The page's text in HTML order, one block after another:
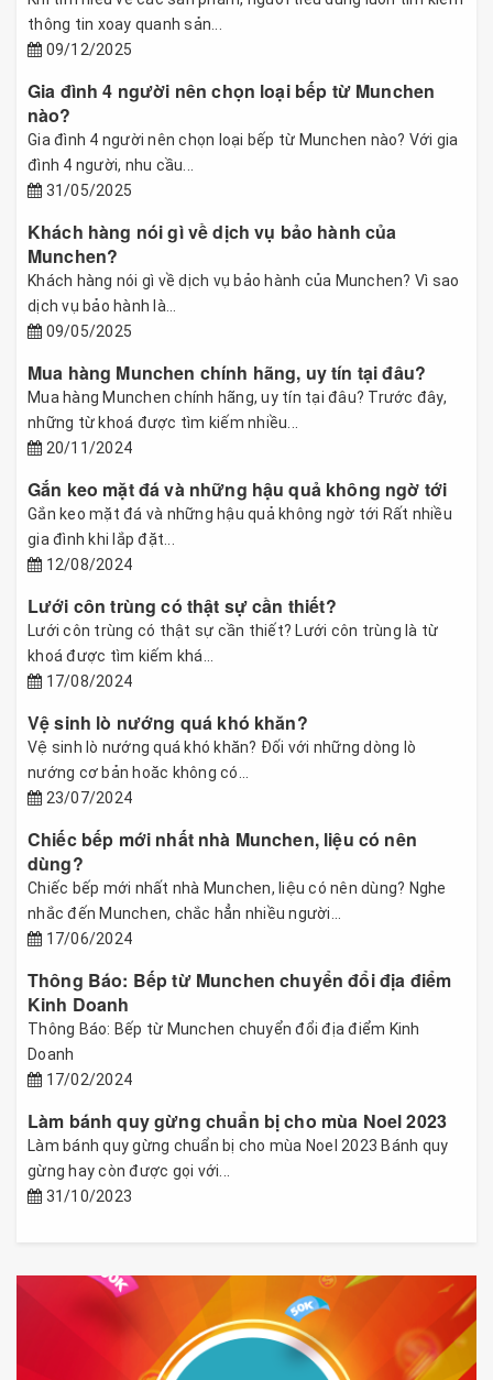
thông tin xoay quanh sản...
09/12/2025
Gia đình 4 người nên chọn loại bếp từ Munchen
nào?
Gia đình 4 người nên chọn loại bếp từ Munchen nào? Với gia
đình 4 người, nhu cầu...
31/05/2025
Khách hàng nói gì về dịch vụ bảo hành của
Munchen?
Khách hàng nói gì về dịch vụ bảo hành của Munchen? Vì sao
dịch vụ bảo hành là...
09/05/2025
Mua hàng Munchen chính hãng, uy tín tại đâu?
Mua hàng Munchen chính hãng, uy tín tại đâu? Trước đây,
những từ khoá được tìm kiếm nhiều...
20/11/2024
Gắn keo mặt đá và những hậu quả không ngờ tới
Gắn keo mặt đá và những hậu quả không ngờ tới Rất nhiều
gia đình khi lắp đặt...
12/08/2024
Lưới côn trùng có thật sự cần thiết?
Lưới côn trùng có thật sự cần thiết? Lưới côn trùng là từ
khoá được tìm kiếm khá...
17/08/2024
Vệ sinh lò nướng quá khó khăn?
Vệ sinh lò nướng quá khó khăn? Đối với những dòng lò
nướng cơ bản hoăc không có...
23/07/2024
Chiếc bếp mới nhất nhà Munchen, liệu có nên
dùng?
Chiếc bếp mới nhất nhà Munchen, liệu có nên dùng? Nghe
nhắc đến Munchen, chắc hẳn nhiều người...
17/06/2024
Thông Báo: Bếp từ Munchen chuyển đổi địa điểm
Kinh Doanh
Thông Báo: Bếp từ Munchen chuyển đổi địa điểm Kinh
Doanh
17/02/2024
Làm bánh quy gừng chuẩn bị cho mùa Noel 2023
Làm bánh quy gừng chuẩn bị cho mùa Noel 2023 Bánh quy
gừng hay còn được gọi với...
31/10/2023